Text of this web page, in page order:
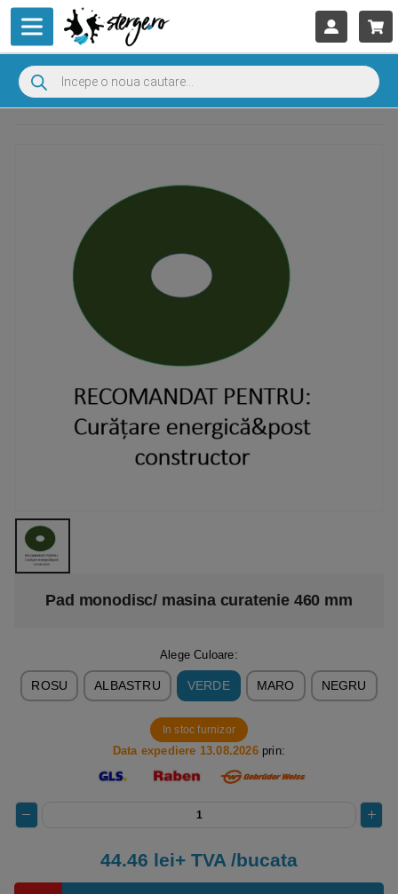
Pad monodisc/ masina curatenie 460 mm
Alege Culoare:
ROSU ALBASTRU VERDE MARO NEGRU
In stoc furnizor
Data expediere 13.08.2026prin:
44.46 lei+ TVA /bucata